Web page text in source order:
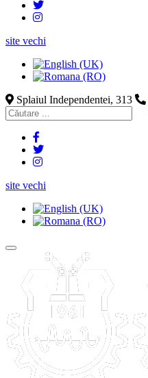
site vechi
Splaiul Independentei, 313
site vechi